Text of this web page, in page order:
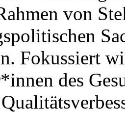
von
Fokussiert
des